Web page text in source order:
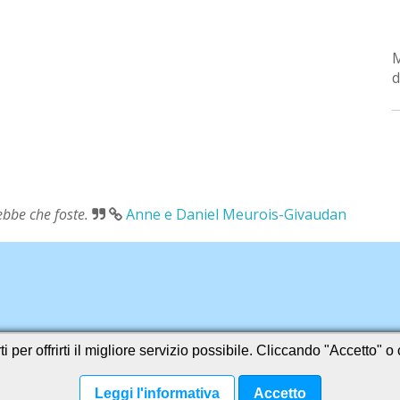
che foste. Anne e Daniel Meurois-Givaudan
per offrirti il migliore servizio possibile. Cliccando "Accetto"
Leggi l'informativa Accetto